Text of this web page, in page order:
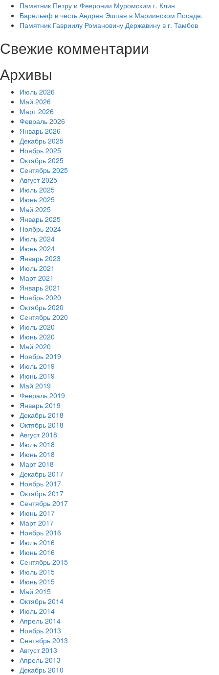
Памятник Петру и Февронии Муромским г. Клин
Барельеф в честь Андрея Эшпая в Мариинском Посаде.
Памятник Гавриилу Романовичу Державину в г. Тамбов
Свежие комментарии
Архивы
Июль 2026
Май 2026
Март 2026
Февраль 2026
Январь 2026
Декабрь 2025
Ноябрь 2025
Октябрь 2025
Сентябрь 2025
Август 2025
Июль 2025
Июнь 2025
Май 2025
Январь 2025
Ноябрь 2024
Июль 2024
Июнь 2024
Январь 2023
Июль 2021
Март 2021
Январь 2021
Ноябрь 2020
Октябрь 2020
Сентябрь 2020
Июль 2020
Июнь 2020
Май 2020
Ноябрь 2019
Июль 2019
Июнь 2019
Май 2019
Февраль 2019
Январь 2019
Декабрь 2018
Октябрь 2018
Август 2018
Июль 2018
Июнь 2018
Март 2018
Декабрь 2017
Ноябрь 2017
Октябрь 2017
Сентябрь 2017
Июнь 2017
Март 2017
Ноябрь 2016
Июль 2016
Июнь 2016
Сентябрь 2015
Июль 2015
Июнь 2015
Май 2015
Октябрь 2014
Июль 2014
Апрель 2014
Ноябрь 2013
Сентябрь 2013
Август 2013
Апрель 2013
Декабрь 2010